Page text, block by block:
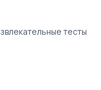
тесты